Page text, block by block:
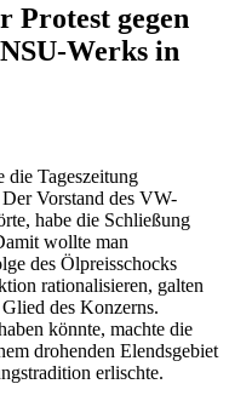
Protest gegen
Werks in
die Tageszeitung
Vorstand des VW-
habe die Schließung
wollte man
des Ölpreisschocks
rationalisieren, galten
des Konzerns.
könnte, machte die
drohenden Elendsgebiet
erlischte.